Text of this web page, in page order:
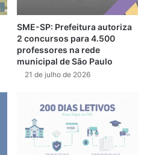
SME-SP: Prefeitura autoriza
2 concursos para 4.500
professores na rede
municipal de São Paulo
21 de julho de 2026